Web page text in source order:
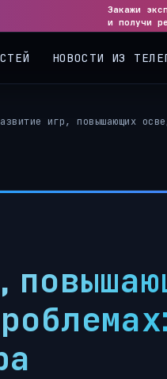
Закажи
и получи
игр, повышающих